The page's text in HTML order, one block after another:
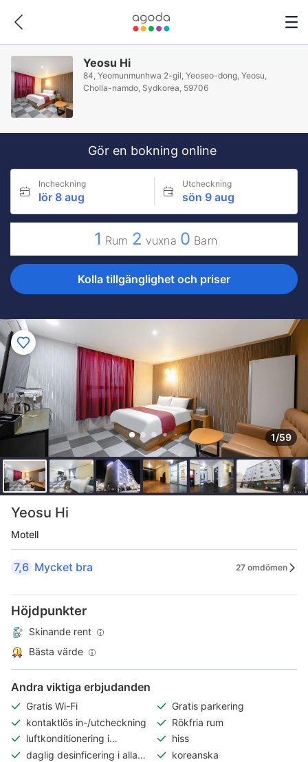
Yeosu Hi
84, Yeomunmunhwa 2-gil, Yeoseo-dong, Yeosu,
Cholla-namdo, Sydkorea, 59706
Gör en bokning online
Incheckning
lör 8 aug
Utcheckning
sön 9 aug
1 Rum 2 vuxna 0 Barn
Kolla tillgänglighet och priser
1/59
Yeosu Hi
Motell
7,6 Mycket bra 27 omdömen
Höjdpunkter
Skinande rent
Bästa värde
Andra viktiga erbjudanden
Gratis Wi-Fi
Gratis parkering
kontaktlös in-/utcheckning
Rökfria rum
luftkonditionering i
allmänna utrymmen
hiss
daglig desinficering i alla
koreanska